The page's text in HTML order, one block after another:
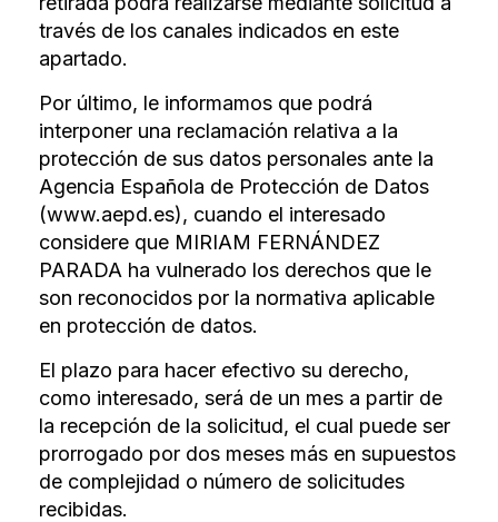
través de los canales indicados en este
apartado.
Por último, le informamos que podrá
interponer una reclamación relativa a la
protección de sus datos personales ante la
Agencia Española de Protección de Datos
(www.aepd.es), cuando el interesado
considere que MIRIAM FERNÁNDEZ
PARADA ha vulnerado los derechos que le
son reconocidos por la normativa aplicable
en protección de datos.
El plazo para hacer efectivo su derecho,
como interesado, será de un mes a partir de
la recepción de la solicitud, el cual puede ser
prorrogado por dos meses más en supuestos
de complejidad o número de solicitudes
recibidas.